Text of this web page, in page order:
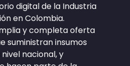
digital de la Industria
en Colombia.
y completa oferta
suministran insumos
nacional, y